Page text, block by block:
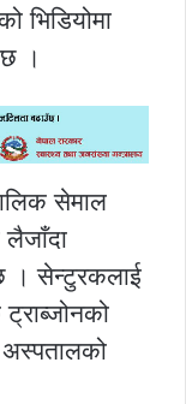
भिडियोमा
।
सेमाल
। सेन्टुरकलाई
अस्पतालको